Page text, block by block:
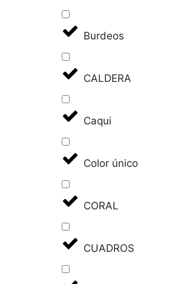
Burdeos
CALDERA
Caqui
Color único
CORAL
CUADROS